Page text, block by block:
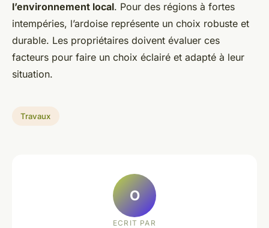
l’environnement local. Pour des régions à fortes
intempéries, l’ardoise représente un choix robuste et
durable. Les propriétaires doivent évaluer ces
facteurs pour faire un choix éclairé et adapté à leur
situation.
Travaux
O
ECRIT PAR